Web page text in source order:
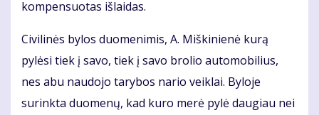
kompensuotas išlaidas.
Civilinės bylos duomenimis, A. Miškinienė kurą
pylėsi tiek į savo, tiek į savo brolio automobilius,
nes abu naudojo tarybos nario veiklai. Byloje
surinkta duomenų, kad kuro merė pylė daugiau nei